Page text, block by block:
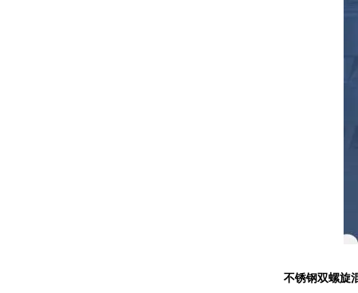
不锈钢双螺旋